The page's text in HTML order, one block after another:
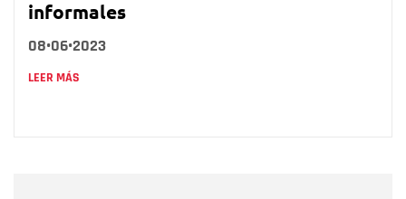
informales
08•06•2023
LEER MÁS